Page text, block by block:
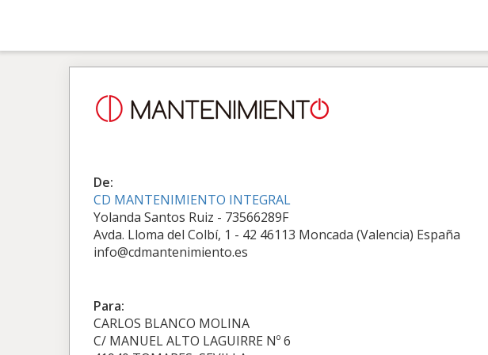
De:
CD MANTENIMIENTO INTEGRAL
Yolanda Santos Ruiz - 73566289F
Avda. Lloma del Colbí, 1 - 42 46113 Moncada (Valencia) España
info@cdmantenimiento.es
Para:
CARLOS BLANCO MOLINA
C/ MANUEL ALTO LAGUIRRE Nº 6